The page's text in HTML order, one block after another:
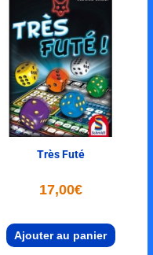
Très Futé
17,00€
Ajouter au panier